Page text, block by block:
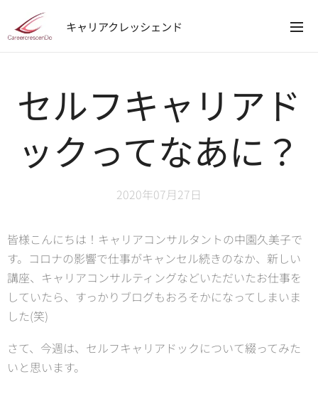
キャリアクレッシェンド
セルフキャリアド
ックってなあに？
2020年07月27日
皆様こんにちは！キャリアコンサルタントの中園久美子で
す。コロナの影響で仕事がキャンセル続きのなか、新しい
講座、キャリアコンサルティングなどいただいたお仕事を
していたら、すっかりブログもおろそかになってしまいま
した(笑)
さて、今週は、セルフキャリアドックについて綴ってみた
いと思います。